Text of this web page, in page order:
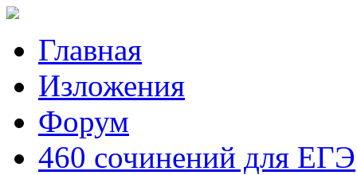
Главная
Изложения
Форум
460 сочинений для ЕГЭ